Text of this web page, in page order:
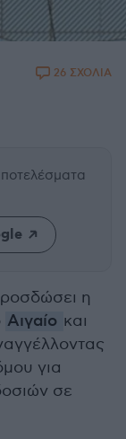
26 ΣΧΟΛΙΑ
η
Αιγαίο και
για
σε